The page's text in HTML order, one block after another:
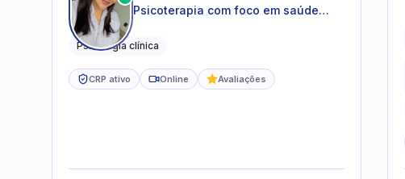
Psicoterapia com foco em saúde
autoestima para adolescentes e
Psicologia clínica
CRP ativo Online Avaliações